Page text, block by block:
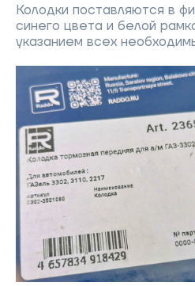
Колодки поставляются в
синего цвета и белой
указанием всех